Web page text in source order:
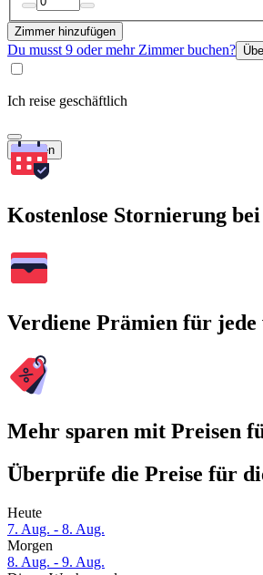
Zimmer hinzufügen
Du musst 9 oder mehr Zimmer buchen?
Ich reise geschäftlich
Suchen
Kostenlose Stornierung
Verdiene Prämien für
Mehr sparen mit Preisen
Überprüfe die Preise für
Heute
7. Aug. - 8. Aug.
Morgen
8. Aug. - 9. Aug.